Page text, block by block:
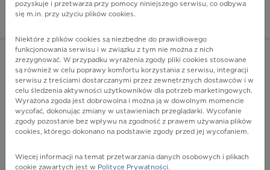
Pharmindex - lider
ZALOGUJ SIĘ
D63 - Niedokrwistość w przebiegu chorób przewlekłych
sklasyfikowanych gdzie indziej
Więcej na lekiicd10.pl
pozyskuje i przetwarza przy pomocy niniejszego serwisu, co odbywa
się m.in. przy użyciu plików cookies.
Niektóre z plików cookies są niezbędne do prawidłowego
funkcjonowania serwisu i w związku z tym nie można z nich
zrezygnować. W przypadku wyrażenia zgody pliki cookies stosowane
są również w celu poprawy komfortu korzystania z serwisu, integracji
serwisu z treściami dostarczanymi przez zewnętrznych dostawców i w
celu śledzenia aktywności użytkowników dla potrzeb marketingowych.
Wyrażona zgoda jest dobrowolna i można ją w dowolnym momencie
wycofać, dokonując zmiany w ustawieniach przeglądarki. Wycofanie
zgody pozostanie bez wpływu na zgodność z prawem używania plików
cookies, którego dokonano na podstawie zgody przed jej wycofaniem.
Więcej informacji na temat przetwarzania danych osobowych i plikach
cookie zawartych jest w Polityce Prywatności.